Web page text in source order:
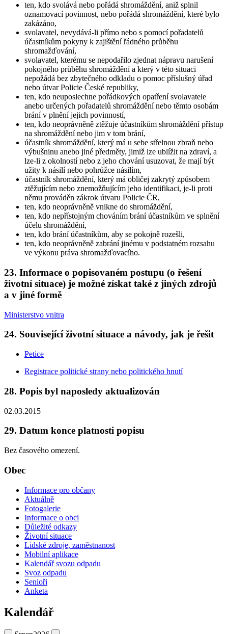
ten, kdo svolává nebo pořádá shromáždění, aniž splnil
oznamovací povinnost, nebo pořádá shromáždění, které bylo
zakázáno,
svolavatel, nevydává-li přímo nebo s pomocí pořadatelů
účastníkům pokyny k zajištění řádného průběhu
shromažďování,
svolavatel, kterému se nepodařilo zjednat nápravu narušení
pokojného průběhu shromáždění a který v této situaci
nepožádá bez zbytečného odkladu o pomoc příslušný úřad
nebo útvar Policie České republiky,
ten, kdo neuposlechne pořádkových opatření svolavatele
anebo určených pořadatelů shromáždění nebo těmto osobám
brání v plnění jejich povinností,
ten, kdo neoprávněně ztěžuje účastníkům shromáždění přístup
na shromáždění nebo jim v tom brání,
účastník shromáždění, který má u sebe střelnou zbraň nebo
výbušninu anebo jiné předměty, jimiž lze ublížit na zdraví, a
lze-li z okolností nebo z jeho chování usuzovat, že mají být
užity k násilí nebo pohrůžce násilím,
účastník shromáždění, který má obličej zakrytý způsobem
ztěžujícím nebo znemožňujícím jeho identifikaci, je-li proti
němu prováděn zákrok útvaru Policie ČR,
ten, kdo neoprávněně vnikne do shromáždění,
ten, kdo nepřístojným chováním brání účastníkům ve splnění
účelu shromáždění,
ten, kdo brání účastníkům, aby se pokojně rozešli,
ten, kdo neoprávněně zabrání jinému v podstatném rozsahu
ve výkonu práva shromažďovacího.
23. Informace o popisovaném postupu (o řešení
životní situace) je možné získat také z jiných zdrojů
a v jiné formě
Ministerstvo vnitra
24. Související životní situace a návody, jak je řešit
Petice
Registrace politické strany nebo politického hnutí
28. Popis byl naposledy aktualizován
02.03.2015
29. Datum konce platnosti popisu
Bez časového omezení.
Obec
Informace pro občany
Aktuálně
Fotogalerie
Informace o obci
Důležité odkazy
Životní situace
Lidské zdroje, zaměstnanost
Mobilní aplikace
Kalendář svozu odpadu
Svoz odpadu
Senioři
Anketa
Kalendář